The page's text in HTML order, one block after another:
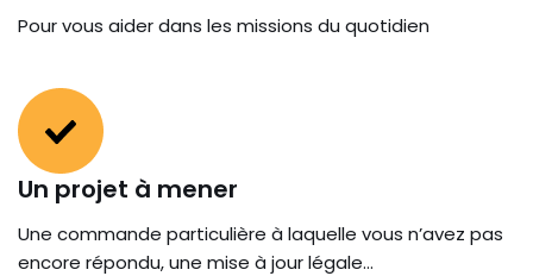
Pour vous aider dans les missions du quotidien
Un projet à mener
Une commande particulière à laquelle vous n’avez pas
encore répondu, une mise à jour légale…